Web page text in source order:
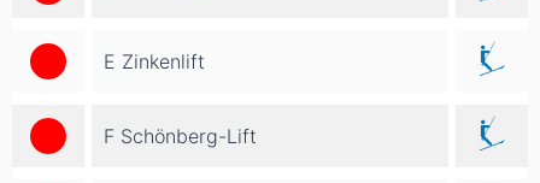
E Zinkenlift
F Schönberg-Lift